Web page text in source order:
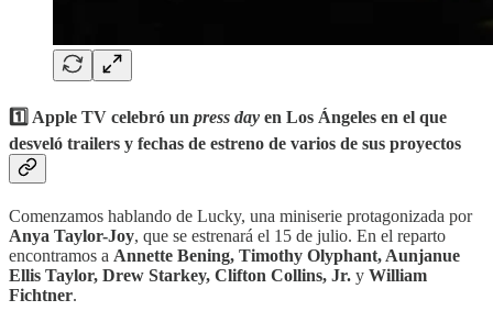
1️⃣ Apple TV celebró un press day en Los Ángeles en el que
desveló trailers y fechas de estreno de varios de sus proyectos
Comenzamos hablando de Lucky, una miniserie protagonizada por
Anya Taylor-Joy, que se estrenará el 15 de julio. En el reparto
encontramos a Annette Bening, Timothy Olyphant, Aunjanue
Ellis Taylor, Drew Starkey, Clifton Collins, Jr. y William
Fichtner.